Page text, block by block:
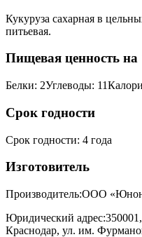
Кукуруза сахарная в
питьевая.
Пищевая ценность на
Белки: 2Углеводы: 11
Срок годности
Срок годности: 4 года
Изготовитель
Производитель:ООО
Юридический адрес:
Краснодар, ул. им.